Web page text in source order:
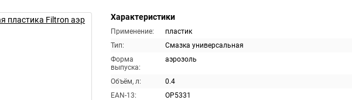
Характеристики
Применение:
пластик
Тип:
Смазка универсальная
Форма
выпуска:
аэрозоль
Объём, л:
0.4
EAN-13:
OP5331